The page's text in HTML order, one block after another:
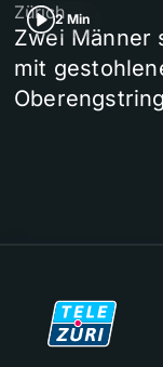
2 Min
Zürich
Zwei Männer
mit